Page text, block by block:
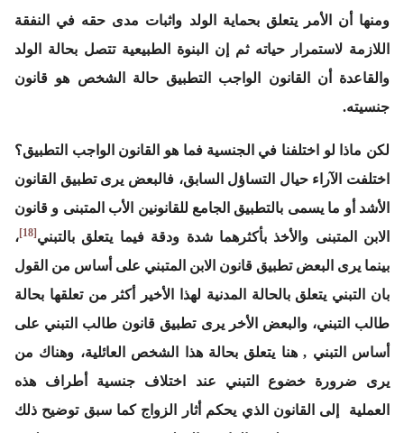
ومنها أن الأمر يتعلق بحماية الولد واثبات مدى حقه في النفقة
اللازمة لاستمرار حياته ثم إن البنوة الطبيعية تتصل بحالة الولد
والقاعدة أن القانون الواجب التطبيق حالة الشخص هو قانون
جنسيته.
لكن ماذا لو اختلفنا في الجنسية فما هو القانون الواجب التطبيق؟
اختلفت الآراء حيال التساؤل السابق، فالبعض يرى تطبيق القانون
الأشد أو ما يسمى بالتطبيق الجامع للقانونين الأب المتبنى و قانون
الابن المتبنى والأخذ بأكثرهما شدة ودقة فيما يتعلق بالتبني[18]
،
بينما يرى البعض تطبيق قانون الابن المتبني على أساس من القول
بان التبني يتعلق بالحالة المدنية لهذا الأخير أكثر من تعلقها بحالة
طالب التبني، والبعض الأخر يرى تطبيق قانون طالب التبني على
أساس التبني , هنا يتعلق بحالة هذا الشخص العائلية، وهناك من
يرى ضرورة خضوع التبني عند اختلاف جنسية أطراف هذه
العملية إلى القانون الذي يحكم أثار الزواج كما سبق توضيح ذلك